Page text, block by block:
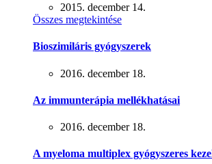
2015. december 14.
Összes megtekintése
Bioszimiláris gyógyszerek
2016. december 18.
Az immunterápia mellékhatásai
2016. december 18.
A myeloma multiplex gyógyszeres